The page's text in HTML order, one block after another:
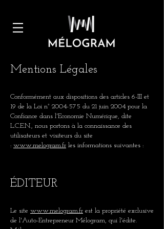
Mentions Légales
Conformément aux dispositions des articles 6-III et
19 de la Loi n° 2004-575 du 21 juin 2004 pour la
Confiance dans l'Economie Numérique, dite
L.C.E.N., nous portons à la connaissance des
utilisateurs et visiteurs du site
: www.melogram.fr les informations suivantes :
ÉDITEUR
Le site www.melogram.fr est la propriété exclusive
de l'Auto-Entrepreneur Mélogram, qui l'édite.